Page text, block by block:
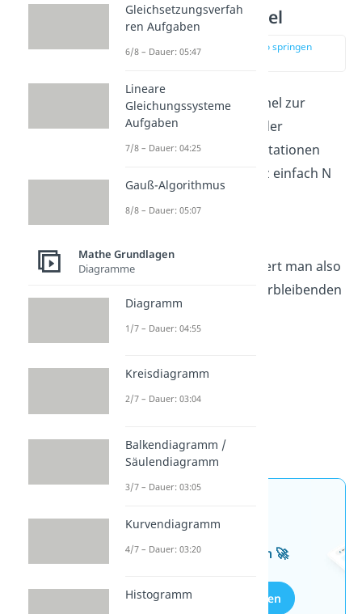
Permutation Formel
zur Stelle im Video springen
(01:03)
Allgemein lautet die Formel zur
Berechnung der Anzahl der
Möglichkeiten bei Permutationen
ohne Wiederholung ganz einfach N
Einfach gesagt multipliziert man also
einfach die Anzahl der verbleibenden
Möglichkeiten auf.
Wissen mit unseren
kostenlosen Aufgaben 🚀
Aufgaben entdecken
Gleichsetzungsverfah
ren Aufgaben
6/8 – Dauer: 05:47
Lineare
Gleichungssysteme
Aufgaben
7/8 – Dauer: 04:25
Gauß-Algorithmus
8/8 – Dauer: 05:07
Mathe Grundlagen
Diagramme
Diagramm
1/7 – Dauer: 04:55
Kreisdiagramm
2/7 – Dauer: 03:04
Balkendiagramm /
Säulendiagramm
3/7 – Dauer: 03:05
Kurvendiagramm
4/7 – Dauer: 03:20
Histogramm